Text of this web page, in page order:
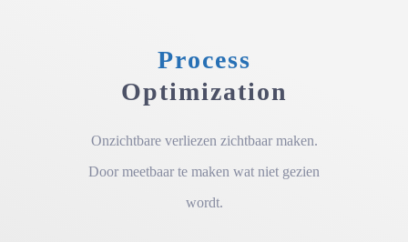
Process
Optimization
Onzichtbare verliezen zichtbaar maken.
Door meetbaar te maken wat niet gezien
wordt.